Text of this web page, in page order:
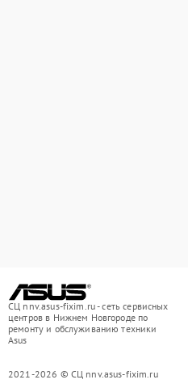
СЦ nnv.asus-fixim.ru - сеть сервисных
центров в Нижнем Новгороде по
ремонту и обслуживанию техники
Asus
2021-2026 © СЦ nnv.asus-fixim.ru